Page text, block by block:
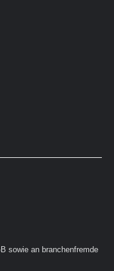
sowie an branchenfremde